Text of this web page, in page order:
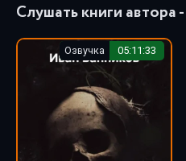
Слушать книги автора -
Озвучка 05:11:33